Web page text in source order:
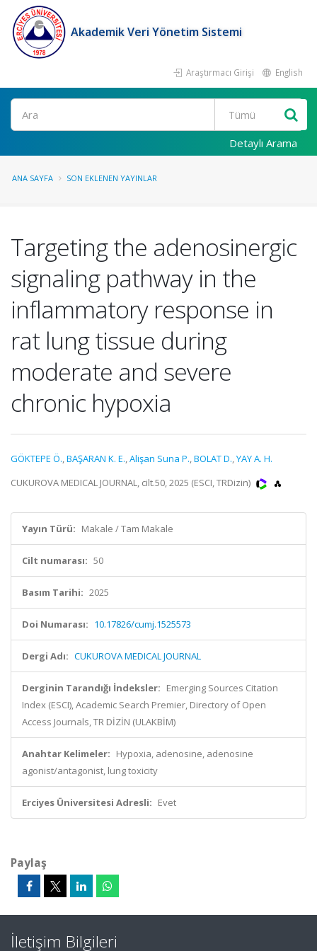
Akademik Veri Yönetim Sistemi
Araştırmacı Girişi English
Ara
Detaylı Arama
ANA SAYFA SON EKLENEN YAYINLAR
Targeting the adenosinergic
signaling pathway in the
inflammatory response in
rat lung tissue during
moderate and severe
chronic hypoxia
GÖKTEPE Ö.,BAŞARAN K. E.,Alişan Suna P.,BOLAT D.,YAY A. H.
CUKUROVA MEDICAL JOURNAL, cilt.50, 2025 (ESCI, TRDizin)
Yayın Türü: Makale / Tam Makale
Cilt numarası: 50
Basım Tarihi: 2025
Doi Numarası: 10.17826/cumj.1525573
Dergi Adı: CUKUROVA MEDICAL JOURNAL
Derginin Tarandığı İndeksler: Emerging Sources Citation
Index (ESCI), Academic Search Premier, Directory of Open
Access Journals, TR DİZİN (ULAKBİM)
Anahtar Kelimeler: Hypoxia, adenosine, adenosine
agonist/antagonist, lung toxicity
Erciyes Üniversitesi Adresli: Evet
Paylaş
İletişim Bilgileri